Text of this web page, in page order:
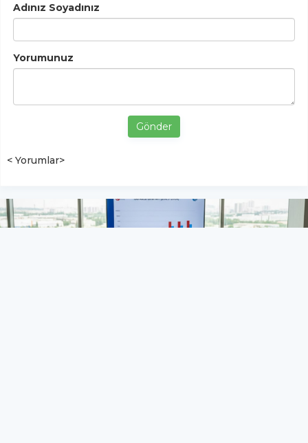
Adınız Soyadınız
Yorumunuz
Gönder
< Yorumlar>